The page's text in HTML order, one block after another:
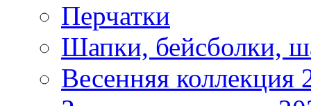
Перчатки
Шапки, бейсболки,
Весенняя коллекция